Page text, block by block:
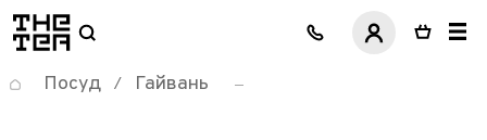
логотип
Посуд / Гайвань